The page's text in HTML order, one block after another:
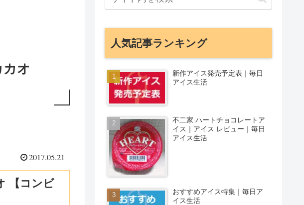
オ
2017.05.21
【コンビ
人気記事ランキング
新作アイス発売予定表｜毎日
アイス生活
不二家 ハートチョコレートア
イス｜アイス レビュー｜毎日
アイス生活
おすすめアイス特集｜毎日ア
イス生活